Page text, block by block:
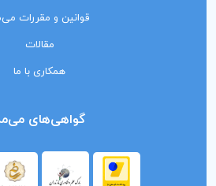
قوانین و مقررات
مقالات
همکاری با ما
گواهی‌های